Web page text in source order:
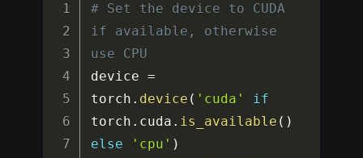
# Set the device to CUDA
if available, otherwise
use CPU
device =
torch . device ( 'cuda'
if
torch . cuda . is_available ( )
else
'cpu' )